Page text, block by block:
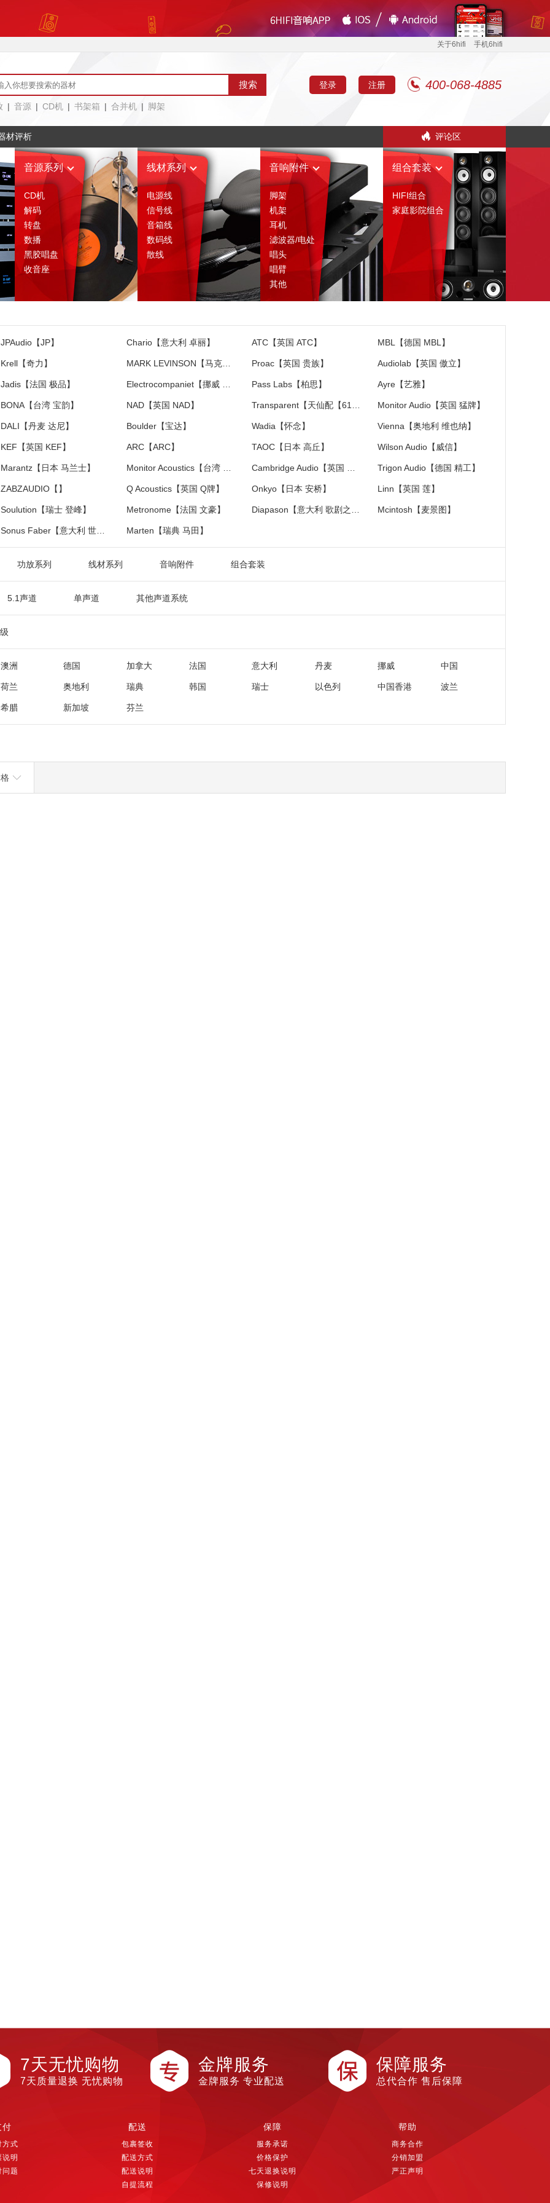
关于6hifi 手机6hifi
| 音源 | CD机 | 书架箱 | 合并机 | 脚架
登录 注册 400-068-4885
材评析 评论区
音源系列
CD机
解码
转盘
数播
黑胶唱盘
收音座
线材系列
电源线
信号线
音箱线
数码线
散线
音响附件
脚架
机架
耳机
滤波器/电处
唱头
唱臂
其他
组合套装
HIFI组合
家庭影院组合
JPAudio【JP】 Chario【意大利 卓丽】 ATC【英国 ATC】 MBL【德国 MBL】
Krell【奇力】 MARK LEVINSON【马克莱文森】 Proac【英国 贵族】 Audiolab【英国 傲立】
Jadis【法国 极品】 Pass Labs【柏思】 Ayre【艺雅】
BONA【台湾 宝韵】 NAD【英国 NAD】 Monitor Audio【英国 猛牌】
DALI【丹麦 达尼】 Boulder【宝达】 Wadia【怀念】 Vienna【奥地利 维也纳】
KEF【英国 KEF】 ARC【ARC】 TAOC【日本 高丘】 Wilson Audio【威信】
Marantz【日本 马兰士】 Trigon Audio【德国 精工】
ZABZAUDIO【】 Q Acoustics【英国 Q牌】 Onkyo【日本 安桥】 Linn【英国 莲】
Soulution【瑞士 登峰】 Metronome【法国 文豪】 Mcintosh【麦景图】
Sonus Faber【意大利 世霸】 Marten【瑞典 马田】
功放系列 线材系列 音响附件 组合套装
5.1声道 单声道 其他声道系统
澳洲 德国 加拿大 法国 意大利 丹麦 挪威 中国
荷兰 奥地利 瑞典 韩国 瑞士 以色列 中国香港 波兰
希腊 新加坡 芬兰
7天无忧购物
7天质量退换 无忧购物
金牌服务
金牌服务 专业配送
保障服务
总代合作 售后保障
付
方式
说明
问题
配送
包裹签收
配送方式
配送说明
自提流程
保障
服务承诺
价格保护
七天退换说明
保修说明
帮助
商务合作
分销加盟
严正声明